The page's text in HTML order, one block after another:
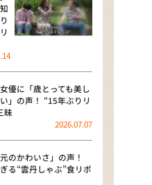
旅サラダ
スライブ 正義の
のカタチ～
っしゃい！
館
優に「歳とっても美し
」の声！ “15年ぶりリ
昧
2026.07.07
のかわいさ」の声！
る“雲丹しゃぶ”食リポ